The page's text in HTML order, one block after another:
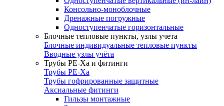
Консольно-моноблочные
Дренажные погружные
Одноступенчатые горизонтальные
Блочные тепловые пункты, узлы учета
Блочные индивидуальные тепловые пункты
Вводные узлы учёта
Трубы РЕ-Ха и фитинги
Трубы РЕ-Ха
Трубы гофрированные защитные
Аксиальные фитинги
Гильзы монтажные